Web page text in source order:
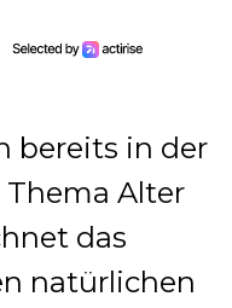
bereits in der
Alter
das
natürlichen